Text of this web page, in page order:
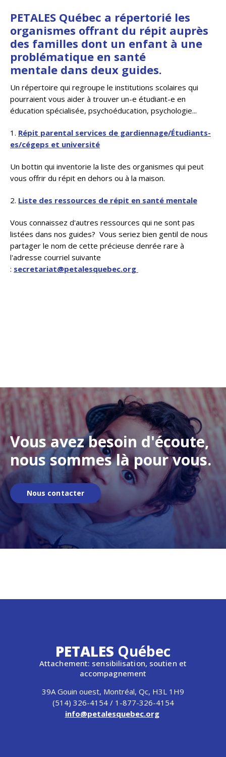
PETALES Québec a répertorié les
organismes offrant du répit auprès
des familles dont un enfant à une
problématique en santé
mentale dans deux guides.
Un répertoire qui regroupe le institutions scolaires qui
pourraient vous aider à trouver un-e étudiant-e en
éducation spécialisée, psychoéducation, psychologie...
1. Répit parental services de gardiennage/Étudiants-
es/cégeps et université
Un bottin qui inventorie la liste des organismes qui peut
vous offrir du répit en dehors ou à la maison.
2. Liste des ressources de répit en santé mentale
Vous connaissez d'autres ressources qui ne sont pas
listées dans nos guides? Vous seriez bien gentil de nous
partager le nom de cette précieuse denrée rare à
l'adresse courriel suivante
: secretariat@petalesquebec.org
Vous avez besoin d'écoute,
nous sommes là pour vous.
Nous contacter
PETALES Québec
Attachement: sensibilisation, soutien et
accompagnement
39A Gouin ouest, Montréal, Qc, H3L 1H9
(514) 326-4154 / 1-877-326-4154
info@petalesquebec.org